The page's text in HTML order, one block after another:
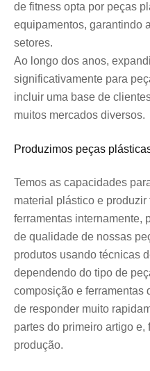
de fitness opta por peças
equipamentos, garantindo
setores.
Ao longo dos anos,
significativamente para
incluir uma base de
muitos mercados diversos.
Produzimos peças
Temos as capacidades
material plástico e
ferramentas internamente,
de qualidade de nossas
produtos usando técnicas
dependendo do tipo de
composição e ferramentas
de responder muito
partes do primeiro artigo
produção.